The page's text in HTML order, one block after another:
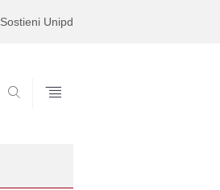
Sostieni Unipd